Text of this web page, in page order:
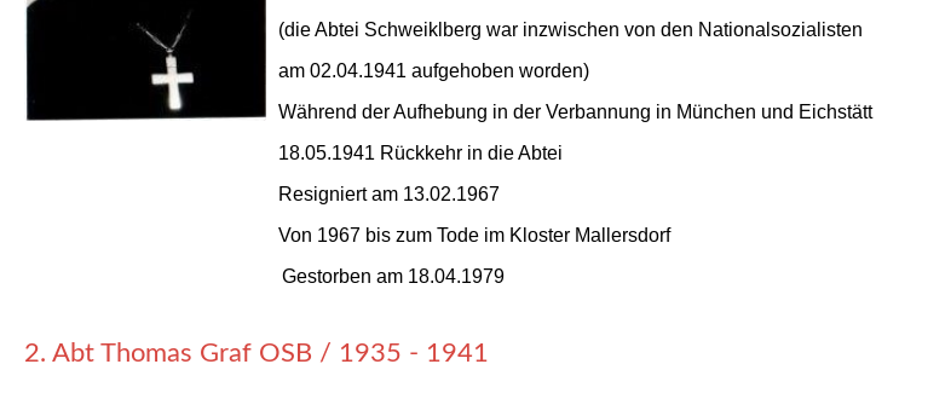
(die Abtei Schweiklberg war inzwischen von den Nationalsozialisten
am 02.04.1941 aufgehoben worden)
Während der Aufhebung in der Verbannung in München und Eichstätt
18.05.1941 Rückkehr in die Abtei
Resigniert am 13.02.1967
Von 1967 bis zum Tode im Kloster Mallersdorf
Gestorben am 18.04.1979
2. Abt Thomas Graf OSB / 1935 - 1941